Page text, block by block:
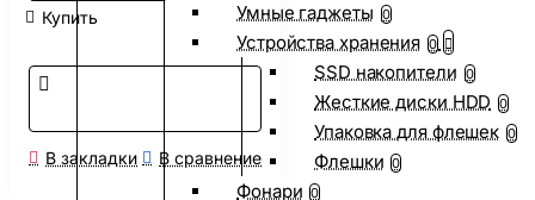
Умные гаджеты 0
Устройства хранения 0
SSD накопители 0
Жесткие диски HDD 0
Упаковка для флешек 0
Флешки 0
Фонари 0
Купить
В закладки В сравнение